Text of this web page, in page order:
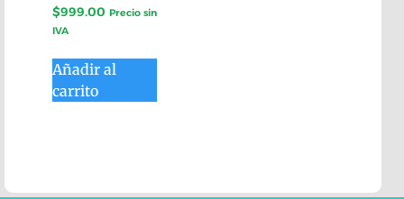
$999.00 Precio sin
IVA
Añadir al
carrito